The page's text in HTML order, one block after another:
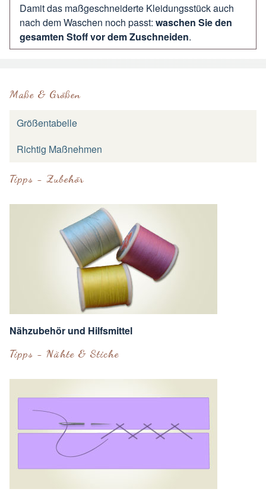
Damit das maßgeschneiderte Kleidungsstück auch
nach dem Waschen noch passt: waschen Sie den
gesamten Stoff vor dem Zuschneiden.
Maße & Größen
Größentabelle
Richtig Maßnehmen
Tipps - Zubehör
Nähzubehör und Hilfsmittel
Tipps - Nähte & Stiche